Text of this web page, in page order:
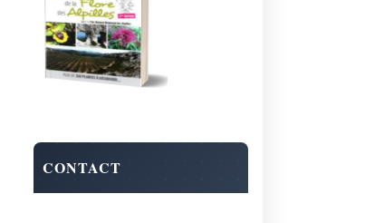
CONTACT